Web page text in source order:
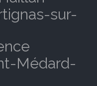
sur-
Médard-